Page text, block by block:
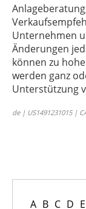
Unternehmen
Änderungen
können zu
werden ganz
Unterstützung
de | US1491231015 |
A B C D E